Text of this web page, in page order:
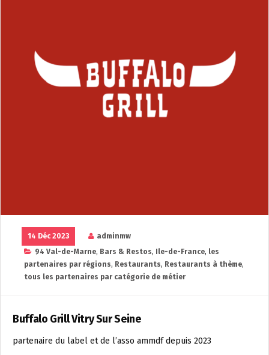
14 Déc 2023
adminmw
94 Val-de-Marne, Bars & Restos, Ile-de-France, les
partenaires par régions, Restaurants, Restaurants à thème,
tous les partenaires par catégorie de métier
Buffalo Grill Vitry Sur Seine
partenaire du label et de l’asso ammdf depuis 2023